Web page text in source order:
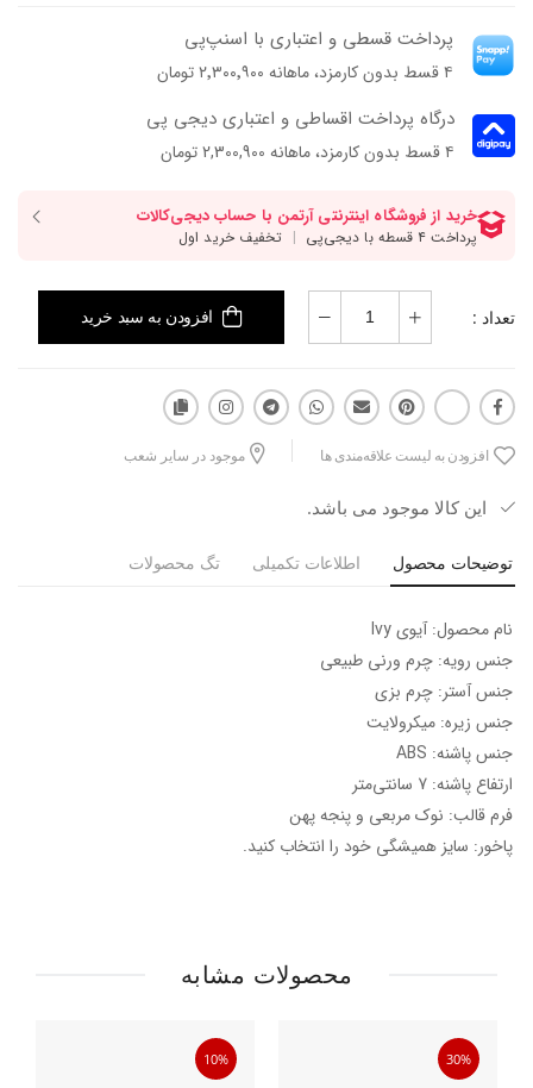
پرداخت قسطی و اعتباری با اسنپ‌پی
۴ قسط بدون کارمزد، ماهانه ۲٬۳۰۰٬۹۰۰ تومان
درگاه پرداخت اقساطی و اعتباری دیجی پی
۴ قسط بدون کارمزد، ماهانه 2,300,900 تومان
تعداد : افزودن به سبد خرید
افزودن به لیست علاقه‌مندی ها موجود در سایر شعب
این کالا موجود می باشد.
توضیحات محصول اطلاعات تکمیلی تگ محصولات
نام محصول: آیوی Ivy
جنس رویه: چرم ورنی طبیعی
جنس آستر: چرم بزی
جنس زیره: میکرولایت
جنس پاشنه: ABS
ارتفاع پاشنه: 7 سانتی‌متر
فرم قالب: نوک مربعی و پنجه پهن
پاخور: سایز همیشگی خود را انتخاب کنید.
محصولات مشابه
30%
10%